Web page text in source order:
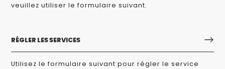
veuillez utiliser le formulaire suivant.
RÉGLER LES SERVICES
Utilisez le formulaire suivant pour régler le service